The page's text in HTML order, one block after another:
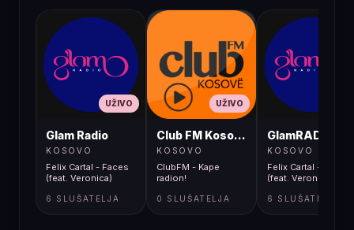
UŽIVO
Glam Radio
KOSOVO
Felix Cartal - Faces
(feat. Veronica)
6 SLUŠATELJA
UŽIVO
Club FM Kosovë
KOSOVO
ClubFM - Kape
radion!
0 SLUŠATELJA
GlamRADIO
KOSOVO
Felix Cartal - Faces
(feat. Veronica)
6 SLUŠATELJA